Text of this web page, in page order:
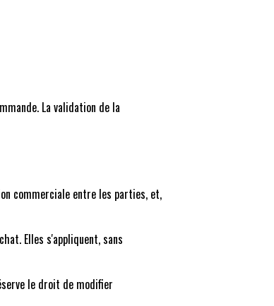
La validation de la
commerciale entre les parties, et,
Elles s'appliquent, sans
le droit de modifier